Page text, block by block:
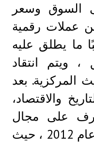
السوق وسعر
عملات رقمية
ما يطلق عليه
ويتم انتقاد
المركزية. بعد
والاقتصاد،
على مجال
العملات المشفرة في عام 2012 ، حيث